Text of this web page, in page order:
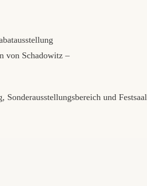
von Schadowitz –
und Festsaal